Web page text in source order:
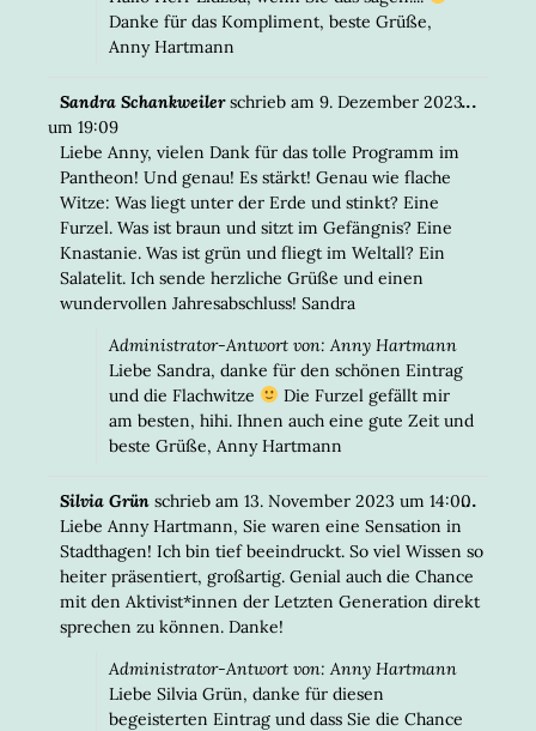
Danke für das Kompliment, beste Grüße,
Anny Hartmann
Sandra Schankweilerschrieb am 9. Dezember 2023
um 19:09
Liebe Anny, vielen Dank für das tolle Programm im
Pantheon! Und genau! Es stärkt! Genau wie flache
Witze: Was liegt unter der Erde und stinkt? Eine
Furzel. Was ist braun und sitzt im Gefängnis? Eine
Knastanie. Was ist grün und fliegt im Weltall? Ein
Salatelit. Ich sende herzliche Grüße und einen
wundervollen Jahresabschluss! Sandra
Administrator-Antwort von: Anny Hartmann
Liebe Sandra, danke für den schönen Eintrag
und die Flachwitze
Die Furzel gefällt mir
am besten, hihi. Ihnen auch eine gute Zeit und
beste Grüße, Anny Hartmann
...DIESE
Silvia Grün schrieb am 13. November 2023 um 14:00
Liebe Anny Hartmann, Sie waren eine Sensation in
Stadthagen! Ich bin tief beeindruckt. So viel Wissen so
heiter präsentiert, großartig. Genial auch die Chance
mit den Aktivist*innen der Letzten Generation direkt
sprechen zu können. Danke!
Administrator-Antwort von: Anny Hartmann
Liebe Silvia Grün, danke für diesen
begeisterten Eintrag und dass Sie die Chance
...DIESE
EIN-/